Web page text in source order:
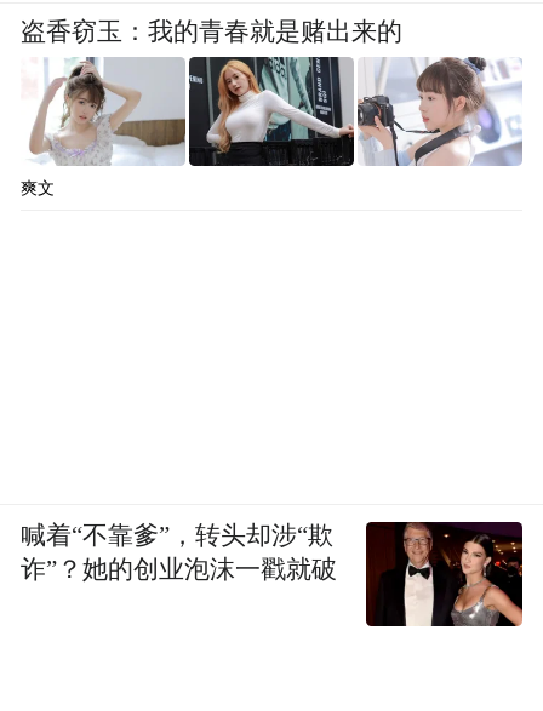
盗香窃玉：我的青春就是赌出来的
爽文
喊着“不靠爹”，转头却涉“欺
诈”？她的创业泡沫一戳就破